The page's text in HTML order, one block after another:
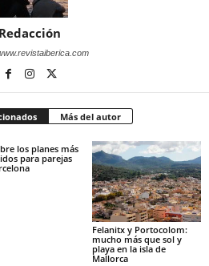
Redacción
Más del autor
los planes más
para parejas
Felanitx y Portocolom:
mucho más que sol y
playa en la isla de
Mallorca